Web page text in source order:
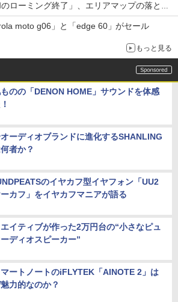
ローミング終了」、エリアマップの落とし
課題
moto g06」と「edge 60」がセール
もっと見る
のの「DENON HOME」サウンドを体感
ーディオブランドに進化するSHANLING
者か？
のイヤカフ型イヤフォン「UU2
カフ」をイヤカフマニアが語る
イティブが作った2万円台の“小さなピュ
ディオスピーカー”
ートノートのiFLYTEK「AINOTE 2」は
力的なのか？